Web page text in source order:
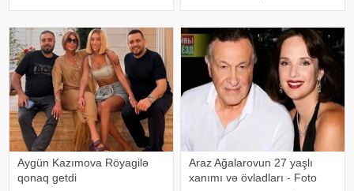
məxsus bağ sahəsində çalışarkən
əlinə bata
restoran, kafe, geyim, gözəllik və
qida sektorunda fəaliyyət
göstərən, öz adları il
Aygün Kazımova Röyagilə
qonaq getdi
Araz Ağalarovun 27 yaşlı
xanımı və övladları - Foto